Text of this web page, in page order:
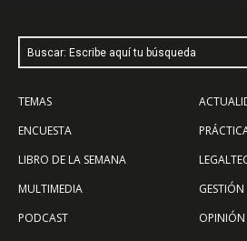
Buscar: Escribe aquí tu búsqueda
TEMAS
ENCUESTA
LIBRO DE LA SEMANA
MULTIMEDIA
PODCAST
OPINIÓN